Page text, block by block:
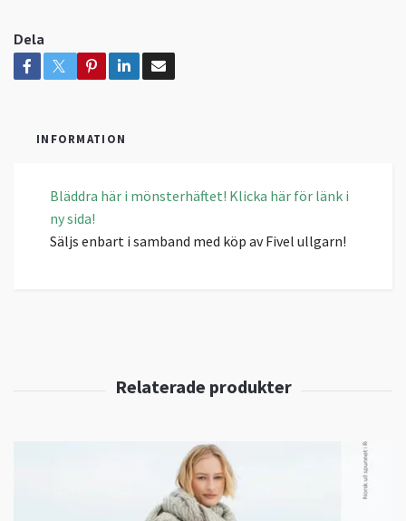
Dela
INFORMATION
Bläddra här i mönsterhäftet! Klicka här för länk i
ny sida!
Säljs enbart i samband med köp av Fivel ullgarn!